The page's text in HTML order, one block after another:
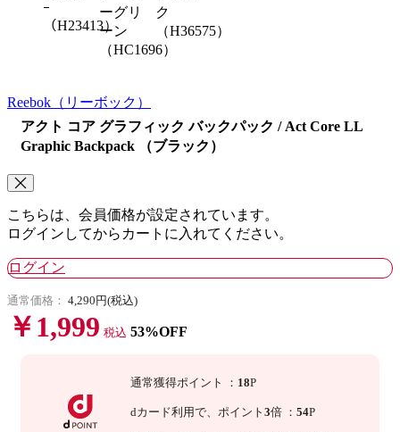
ｰ
（H23413）
ーグリ
ーン
（HC1696）
ク
（H36575）
Reebok （リーボック）
アクト コア グラフィック バックパック / Act Core LL
Graphic Backpack （ブラック）
こちらは、会員価格が設定されています。
ログインしてからカートに入れてください。
ログイン
通常価格： 4,290円(税込)
￥1,999 税込 53%OFF
通常獲得ポイント ： 18P
dカード利用で、ポイント3倍 ：54P